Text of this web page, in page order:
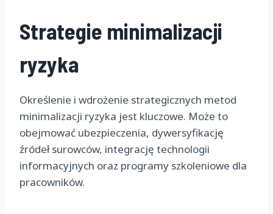
Strategie minimalizacji
ryzyka
Określenie i wdrożenie strategicznych metod
minimalizacji ryzyka jest kluczowe. Może to
obejmować ubezpieczenia, dywersyfikację
źródeł surowców, integrację technologii
informacyjnych oraz programy szkoleniowe dla
pracowników.